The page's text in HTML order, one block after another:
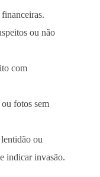
ou não
com
fotos sem
ou
indicar invasão.